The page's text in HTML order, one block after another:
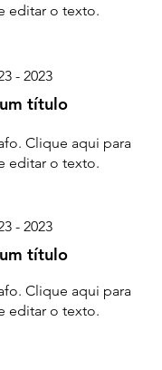
editar o texto.
- 2023
título
Clique aqui para
editar o texto.
- 2023
título
Clique aqui para
editar o texto.